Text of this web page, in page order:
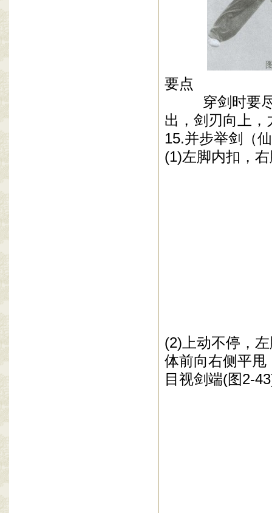
要点
穿剑时要尽
出，剑刃向上，
15.并步举剑（
(1)左脚内扣，
(2) 上动不停，
体前向右侧平甩
目视剑端(图2-